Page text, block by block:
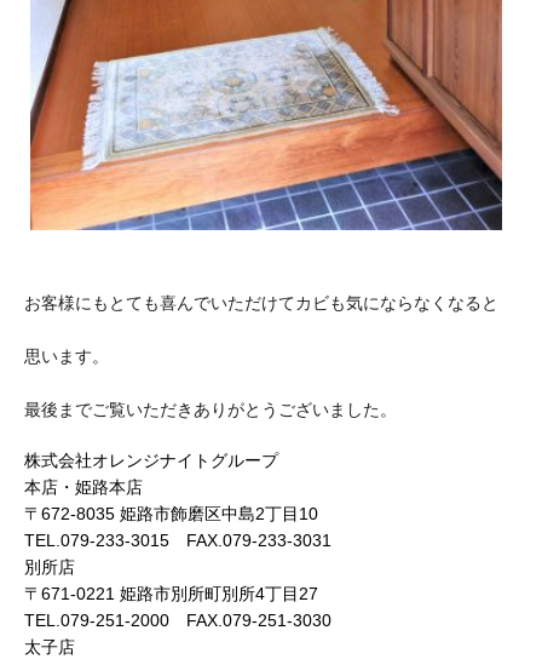
お客様にもとても喜んでいただけてカビも気にならなくなると
思います。
最後までご覧いただきありがとうございました。
株式会社オレンジナイトグループ
本店・姫路本店
〒672-8035 姫路市飾磨区中島2丁目10
TEL.079-233-3015 FAX.079-233-3031
別所店
〒671-0221 姫路市別所町別所4丁目27
TEL.079-251-2000 FAX.079-251-3030
太子店